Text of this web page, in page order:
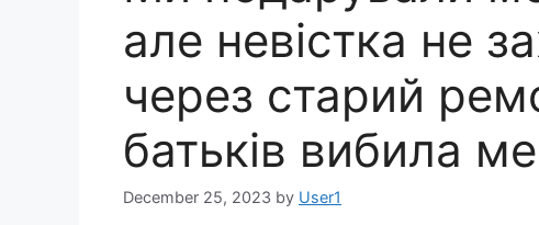
але невістка не
через старий
батьків вибила
December 25, 2023 by User1